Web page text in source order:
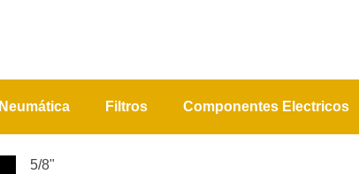
Neumática Filtros Componentes Electricos
5/8"